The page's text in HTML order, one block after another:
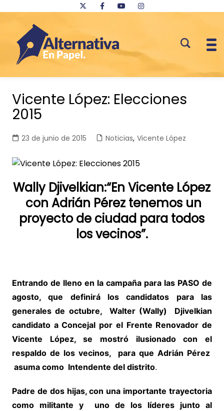
contenido
Vicente López: Elecciones
2015
23 de junio de 2015 Noticias, Vicente López
Wally Djivelkian:“En Vicente López
con Adrián Pérez tenemos un
proyecto de ciudad para todos
los vecinos”.
Entrando de lleno en la campaña para las PASO de
agosto, que definirá los candidatos para las
generales de octubre, Walter (Wally) Djivelkian
candidatoa Concejal por el Frente Renovador de
Vicente López, se mostró ilusionado con el
respaldo de los vecinos, para que Adrián Pérez
asuma como Intendente del distrito.
Padre de dos hijas, con una importante trayectoria
como militante y uno de los líderes junto al